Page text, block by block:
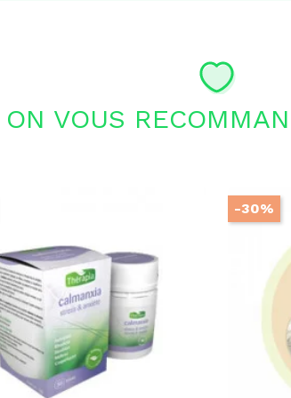
ON VOUS
-30%